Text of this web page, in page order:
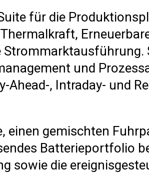
für die
und
Ahead-, Intraday- und
einen gemischten
Batterieportfolio
sowie die